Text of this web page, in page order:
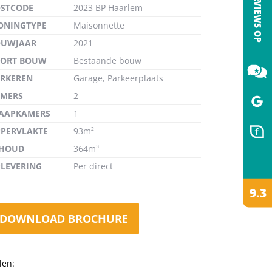
2023 BP Haarlem
Maisonnette
2021
BOUW
Bestaande bouw
Garage, Parkeerplaats
2
1
93m²
364m³
Per direct
DOWNLOAD BROCHURE